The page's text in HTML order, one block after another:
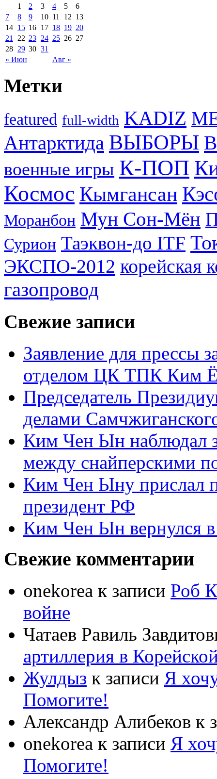
« Июн Авг »
1 2 3 4 5
6
7
8 9 10 11 12 13
14 15 16 17 18 19 20
21
22 23 24 25 26 27
28 29 30 31
Метки
featured full-width KADIZ
Антарктида ВЫБОРЫ
военные игры К-ПОП
Космос Кымгансан
Моранбон Мун Сон-Мён
Сурион Таэквон-до ITF
ЭКСПО-2012 корейская
газопровод
Свежие записи
Заявление для прессы
отделом ЦК ТПК Ким
Председатель
делами
Ким Чен Ын наблюдал
между снайперскими
Ким Чен Ыну прислал
президент РФ
Ким Чен Ын вернулся
Свежие комментарии
onekorea к записи Роб
войне
Чатаев Равиль
артиллерия в
Жулдыз к записи Я
Помогите!
Александр Алибеков к
onekorea к записи Я
Помогите!